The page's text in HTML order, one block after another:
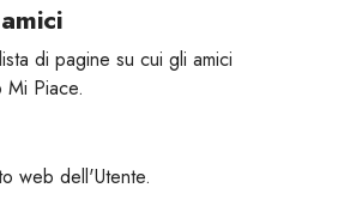
di pagine su cui gli amici
Mi Piace.
web dell'Utente.